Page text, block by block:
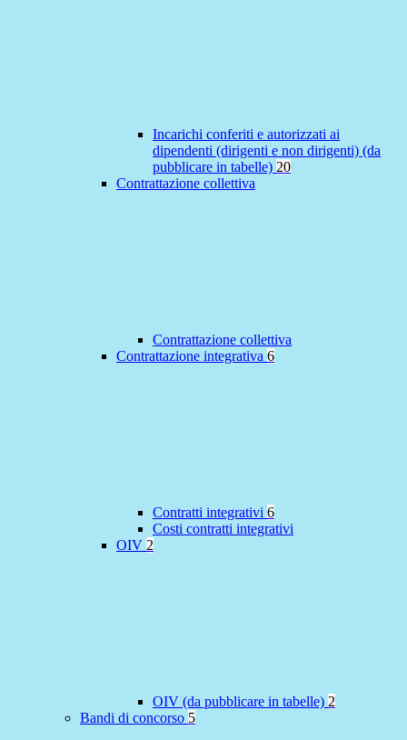
Incarichi conferiti e autorizzati ai
dipendenti (dirigenti e non dirigenti) (da
pubblicare in tabelle) 20
Contrattazione collettiva
Contrattazione collettiva
Contrattazione integrativa 6
Contratti integrativi 6
Costi contratti integrativi
OIV 2
OIV (da pubblicare in tabelle) 2
Bandi di concorso 5